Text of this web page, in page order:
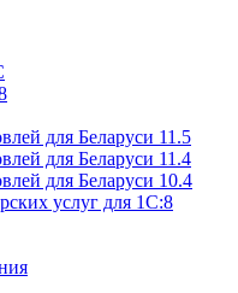
для Беларуси 11.5
для Беларуси 11.4
для Беларуси 10.4
услуг для 1С:8